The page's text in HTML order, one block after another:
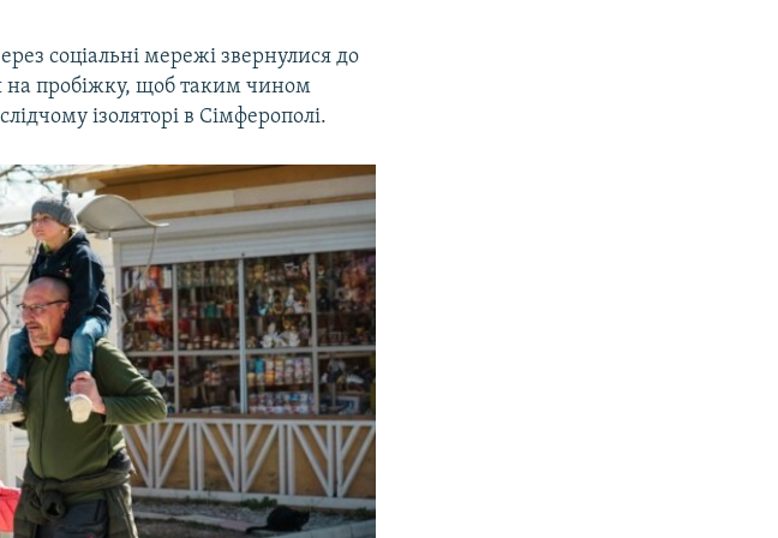
соціальні мережі звернулися до
на пробіжку, щоб таким чином
ізоляторі в Сімферополі.